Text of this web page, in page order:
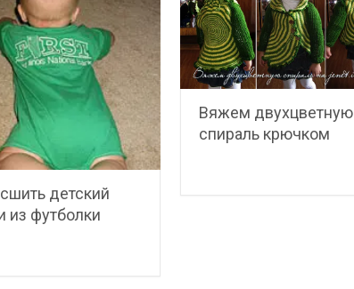
детский
из футболки
Вяжем двухцветную
спираль крючком